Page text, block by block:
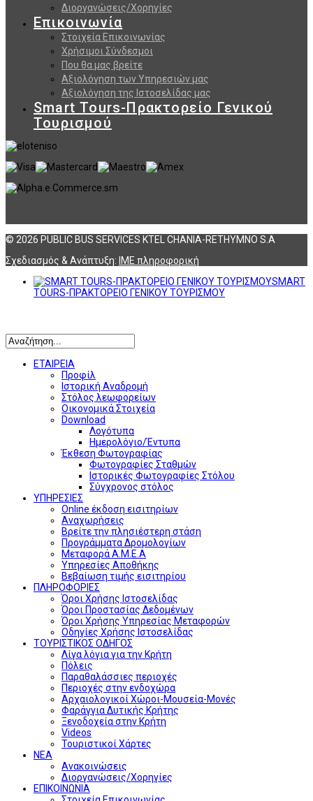
Διοργανώσεις/Χορηγίες
Επικοινωνία
Στοιχεία Επικοινωνίας
Χρήσιμοι Σύνδεσμοι
Που θα μας βρείτε
Αξιολόγηση των Υπηρεσιών μας
Αξιολόγηση της Ιστοσελίδας μας
Smart Tours-Πρακτορείο Γενικού
Τουρισμού
© 2026 PUBLIC BUS SERVICES KTEL CHANIA-RETHYMNO S.A
Σχεδιασμός & Ανάπτυξη: ΙΜΕ πληροφορική
SMART
TOURS-ΠΡΑΚΤΟΡΕΙΟ ΓΕΝΙΚΟΥ ΤΟΥΡΙΣΜΟΥ
ΕΤΑΙΡΕΙΑ
Προφίλ
Ιστορική Αναδρομή
Στόλος λεωφορείων
Οικονομικά Στοιχεία
Download
Λογότυπα
Ημερολόγιο/Έντυπα
Έκθεση Φωτογραφίας
Φωτογραφίες Σταθμών
Ιστορικές Φωτογραφίες Στόλου
Σύγχρονος στόλος
ΥΠΗΡΕΣΙΕΣ
Online έκδοση εισιτηρίων
Αναχωρήσεις
Βρείτε την πλησιέστερη στάση
Προγράμματα Δρομολογίων
Μεταφορά Α.Μ.Ε.Α
Υπηρεσίες Αποθήκης
Βεβαίωση τιμής εισιτηρίου
ΠΛΗΡΟΦΟΡΙΕΣ
Όροι Χρήσης Ιστοσελίδας
Όροι Προστασίας Δεδομένων
Όροι Χρήσης Υπηρεσίας Μεταφορών
Οδηγίες Χρήσης Ιστοσελίδας
ΤΟΥΡΙΣΤΙΚΟΣ ΟΔΗΓΟΣ
Λίγα λόγια για την Κρήτη
Πόλεις
Παραθαλάσσιες περιοχές
Περιοχές στην ενδοχώρα
Αρχαιολογικοί Χώροι-Μουσεία-Μονές
Φαράγγια Δυτικής Κρήτης
Ξενοδοχεία στην Κρήτη
Videos
Τουριστικοί Χάρτες
ΝΕΑ
Ανακοινώσεις
Διοργανώσεις/Χορηγίες
ΕΠΙΚΟΙΝΩΝΙΑ